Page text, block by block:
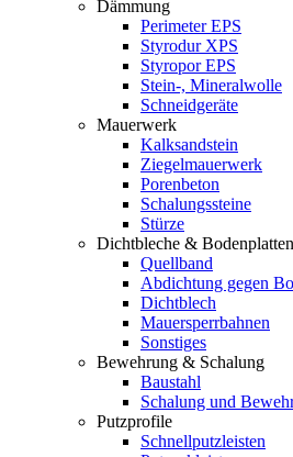
Dämmung
Perimeter EPS
Styrodur XPS
Styropor EPS
Stein-, Mineralwolle
Schneidgeräte
Mauerwerk
Kalksandstein
Ziegelmauerwerk
Porenbeton
Schalungssteine
Stürze
Dichtbleche &
Quellband
Abdichtung gegen
Dichtblech
Mauersperrbahnen
Sonstiges
Bewehrung & Schalung
Baustahl
Schalung und
Putzprofile
Schnellputzleisten